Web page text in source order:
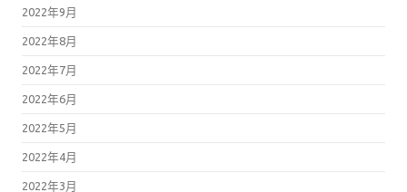
2022年9月
2022年8月
2022年7月
2022年6月
2022年5月
2022年4月
2022年3月